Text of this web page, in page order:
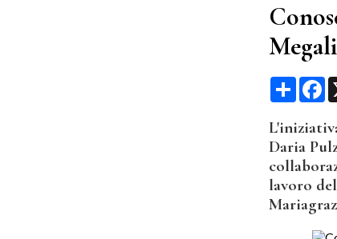
Daria
lavoro